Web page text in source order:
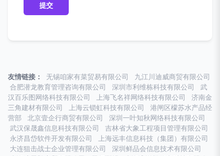
友情链接： 无锡咱家有菜贸易有限公司
九江川迪威商贸有限公司
合肥潜龙教育管理咨询有限公司
深圳市利维栋科技有限公司
武
汉百乐图网络科技有限公司
上海飞名祥网络科技有限公司
济南金
三角建材有限公司
上海云锁虹科技有限公司
港闸区檬苏水产品经
营部
北京壹企行商贸有限公司
深圳一叶知秋网络科技有限公司
武汉保晟鑫信息科技有限公司
吉林省大象工程项目管理有限公司
永济昌岱软件开发有限公司
上海远丰信息科技（集团）有限公司
大连狙击战士企业管理有限公司
深圳鲜品会信息技术有限公司